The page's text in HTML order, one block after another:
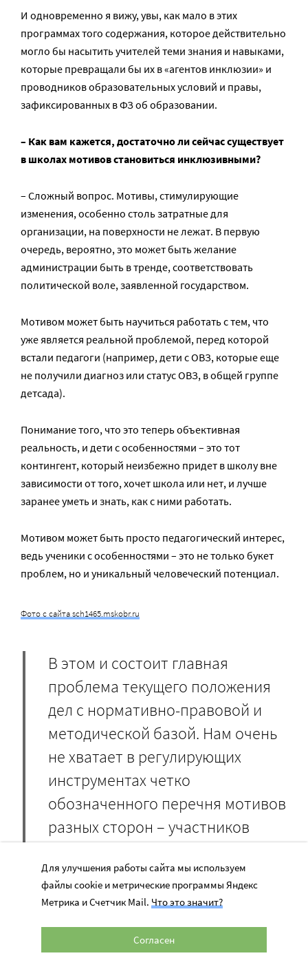
И одновременно я вижу, увы, как мало в этих
программах того содержания, которое действительно
могло бы насытить учителей теми знания и навыками,
которые превращали бы их в «агентов инклюзии» и
проводников образовательных условий и правы,
зафиксированных в ФЗ об образовании.
– Как вам кажется, достаточно ли сейчас существует
в школах мотивов становиться инклюзивными?
– Сложный вопрос. Мотивы, стимулирующие
изменения, особенно столь затратные для
организации, на поверхности не лежат. В первую
очередь, вероятно, это может быть желание
администрации быть в тренде, соответствовать
политической воле, заявленной государством.
Мотивом может быть научиться работать с тем, что
уже является реальной проблемой, перед которой
встали педагоги (например, дети с ОВЗ, которые еще
не получили диагноз или статус ОВЗ, в общей группе
детсада).
Понимание того, что это теперь объективная
реальность, и дети с особенностями – это тот
контингент, который неизбежно придет в школу вне
зависимости от того, хочет школа или нет, и лучше
заранее уметь и знать, как с ними работать.
Мотивом может быть просто педагогический интерес,
ведь ученики с особенностями – это не только букет
проблем, но и уникальный человеческий потенциал.
Фото с сайта sch1465.mskobr.ru
В этом и состоит главная
проблема текущего положения
дел с нормативно-правовой и
методической базой. Нам очень
не хватает в регулирующих
инструментах четко
обозначенного перечня мотивов
разных сторон – участников
Мы, профессионалы специального образования,
знаем, как важна четкая и своевременная подсказка
для шага вперед. В нашем нормативно-методическом
обеспечении пока этих подсказок для движения школ
Для улучшения работы сайта мы используем
файлы cookie и метрические программы Яндекс
Метрика и Счетчик Mail. Что это значит?
Согласен